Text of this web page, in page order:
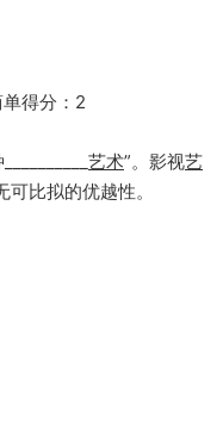
得分：2
艺术”。影视艺
可比拟的优越性。